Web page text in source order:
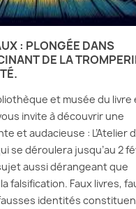
: PLONGÉE DANS
DE LA
et musée du livre
invite à découvrir une
et audacieuse : L’Atelier
se déroulera jusqu’au 2
aussi dérangeant que
falsification. Faux livres,
identités